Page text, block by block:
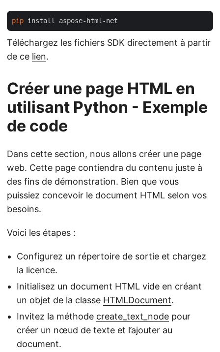
pip
Téléchargez les fichiers SDK directement à partir
de ce lien.
Créer une page HTML en
utilisant Python - Exemple
de code
Dans cette section, nous allons créer une page
web. Cette page contiendra du contenu juste à
des fins de démonstration. Bien que vous
puissiez concevoir le document HTML selon vos
besoins.
Voici les étapes :
Configurez un répertoire de sortie et chargez
la licence.
Initialisez un document HTML vide en créant
un objet de la classe HTMLDocument.
Invitez la méthode create_text_node pour
créer un nœud de texte et l’ajouter au
document.